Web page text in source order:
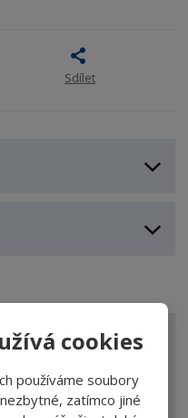
cookies
používáme soubory
zatímco jiné
Sdílet